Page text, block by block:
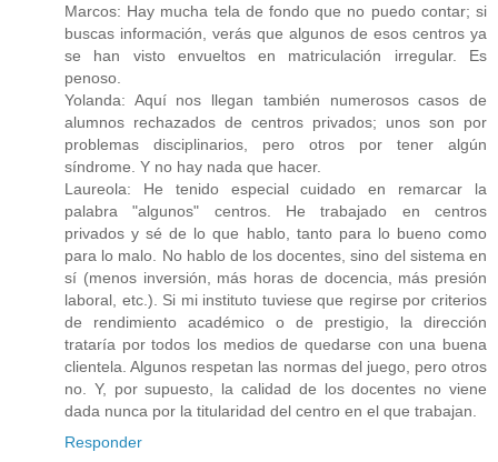
Marcos: Hay mucha tela de fondo que no puedo contar; si
buscas información, verás que algunos de esos centros ya
se han visto envueltos en matriculación irregular. Es
penoso.
Yolanda: Aquí nos llegan también numerosos casos de
alumnos rechazados de centros privados; unos son por
problemas disciplinarios, pero otros por tener algún
síndrome. Y no hay nada que hacer.
Laureola: He tenido especial cuidado en remarcar la
palabra "algunos" centros. He trabajado en centros
privados y sé de lo que hablo, tanto para lo bueno como
para lo malo. No hablo de los docentes, sino del sistema en
sí (menos inversión, más horas de docencia, más presión
laboral, etc.). Si mi instituto tuviese que regirse por criterios
de rendimiento académico o de prestigio, la dirección
trataría por todos los medios de quedarse con una buena
clientela. Algunos respetan las normas del juego, pero otros
no. Y, por supuesto, la calidad de los docentes no viene
dada nunca por la titularidad del centro en el que trabajan.
Responder